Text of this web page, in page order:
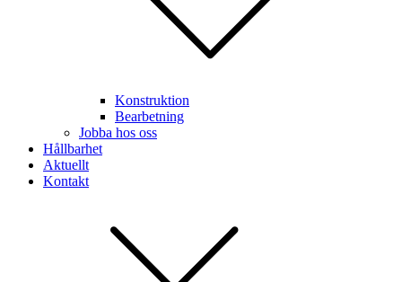
Konstruktion
Bearbetning
Jobba hos oss
Hållbarhet
Aktuellt
Kontakt